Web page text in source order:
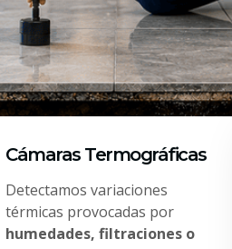
Cámaras Termográficas
Detectamos variaciones
térmicas provocadas por
humedades, filtraciones o